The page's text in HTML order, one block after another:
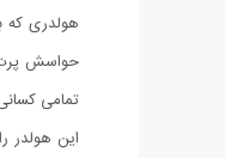
هولدری که
حواسش پرت
تمامی
این هولدر